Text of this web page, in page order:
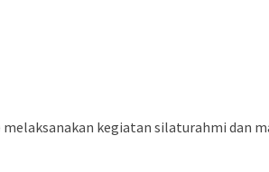
kegiatan silaturahmi dan